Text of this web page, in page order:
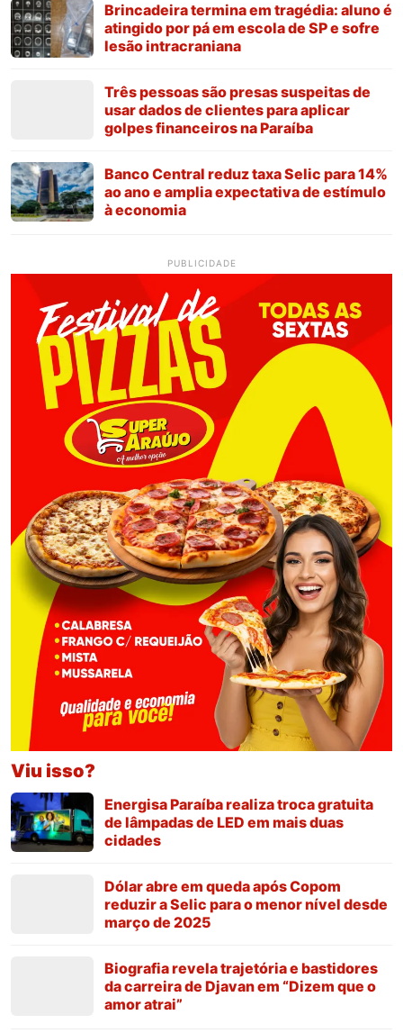
Brincadeira termina em tragédia: aluno é
atingido por pá em escola de SP e sofre
lesão intracraniana
Três pessoas são presas suspeitas de
usar dados de clientes para aplicar
golpes financeiros na Paraíba
Banco Central reduz taxa Selic para 14%
ao ano e amplia expectativa de estímulo
à economia
PUBLICIDADE
Viu isso?
Energisa Paraíba realiza troca gratuita
de lâmpadas de LED em mais duas
cidades
Dólar abre em queda após Copom
reduzir a Selic para o menor nível desde
março de 2025
Biografia revela trajetória e bastidores
da carreira de Djavan em “Dizem que o
amor atrai”